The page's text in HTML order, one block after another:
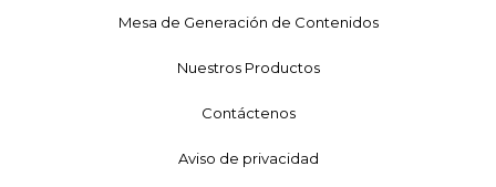
Mesa de Generación de Contenidos
Nuestros Productos
Contáctenos
Aviso de privacidad